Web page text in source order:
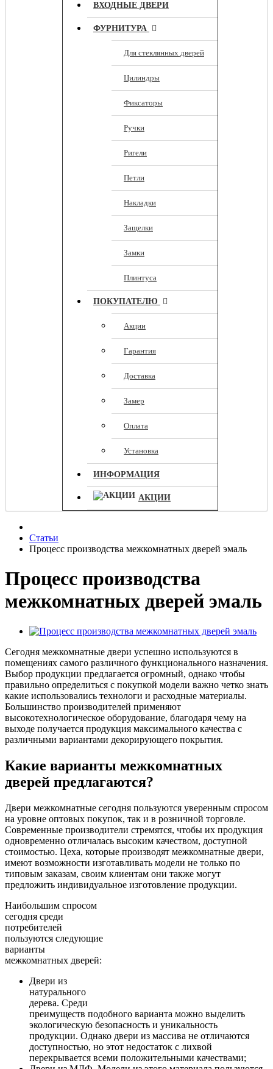
ВХОДНЫЕ ДВЕРИ
ФУРНИТУРА
Для стеклянных дверей
Цилиндры
Фиксаторы
Ручки
Ригели
Петли
Накладки
Защелки
Замки
Плинтуса
ПОКУПАТЕЛЮ
Акции
Гарантия
Доставка
Замер
Оплата
Установка
ИНФОРМАЦИЯ
АКЦИИ
Статьи
Процесс производства межкомнатных дверей эмаль
Процесс производства
межкомнатных дверей эмаль
Сегодня межкомнатные двери успешно используются в
помещениях самого различного функционального назначения.
Выбор продукции предлагается огромный, однако чтобы
правильно определиться с покупкой модели важно четко знать
какие использовались технологи и расходные материалы.
Большинство производителей применяют
высокотехнологическое оборудование, благодаря чему на
выходе получается продукция максимального качества с
различными вариантами декорирующего покрытия.
Какие варианты межкомнатных
дверей предлагаются?
Двери межкомнатные сегодня пользуются уверенным спросом
на уровне оптовых покупок, так и в розничной торговле.
Современные производители стремятся, чтобы их продукция
одновременно отличалась высоким качеством, доступной
стоимостью. Цеха, которые производят межкомнатные двери,
имеют возможности изготавливать модели не только по
типовым заказам, своим клиентам они также могут
предложить индивидуальное изготовление продукции.
Наибольшим спросом
сегодня среди
потребителей
пользуются следующие
варианты
межкомнатных дверей:
Двери из
натурального
дерева. Среди
преимуществ подобного варианта можно выделить
экологическую безопасность и уникальность
продукции. Однако двери из массива не отличаются
доступностью, но этот недостаток с лихвой
перекрывается всеми положительными качествами;